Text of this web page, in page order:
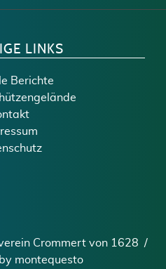
LINKS
Berichte
Crommert von 1628 /
by montequesto